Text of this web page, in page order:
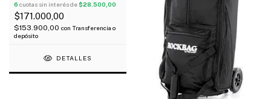
Oferta!
6 cuotas sin interés de$28.500,00
$171.000,00
$153.900,00 con Transferencia o
depósito
DETALLES